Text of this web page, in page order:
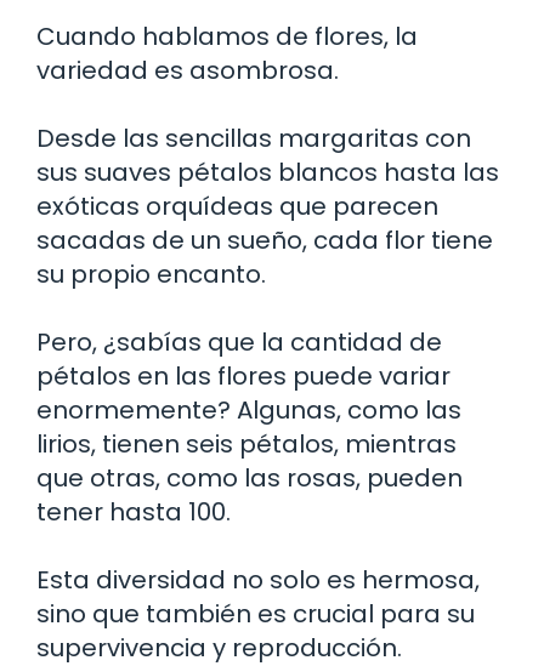
Cuando hablamos de flores, la
variedad es asombrosa.
Desde las sencillas margaritas con
sus suaves pétalos blancos hasta las
exóticas orquídeas que parecen
sacadas de un sueño, cada flor tiene
su propio encanto.
Pero, ¿sabías que la cantidad de
pétalos en las flores puede variar
enormemente? Algunas, como las
lirios, tienen seis pétalos, mientras
que otras, como las rosas, pueden
tener hasta 100.
Esta diversidad no solo es hermosa,
sino que también es crucial para su
supervivencia y reproducción.